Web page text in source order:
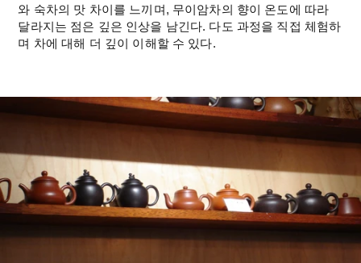
와 숙차의 맛 차이를 느끼며, 무이암차의 향이 온도에 따라
달라지는 점은 깊은 인상을 남긴다. 다도 과정을 직접 체험하
며 차에 대해 더 깊이 이해할 수 있다.